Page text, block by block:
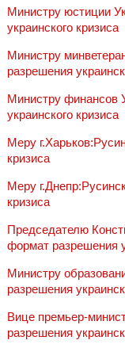
Министру юстиции
украинского кризиса
Министру
разрешения
Министру финансов
украинского кризиса
Меру
кризиса
Меру
кризиса
Председателю
формат разрешения
Министру
разрешения
Вице премьер-
разрешения